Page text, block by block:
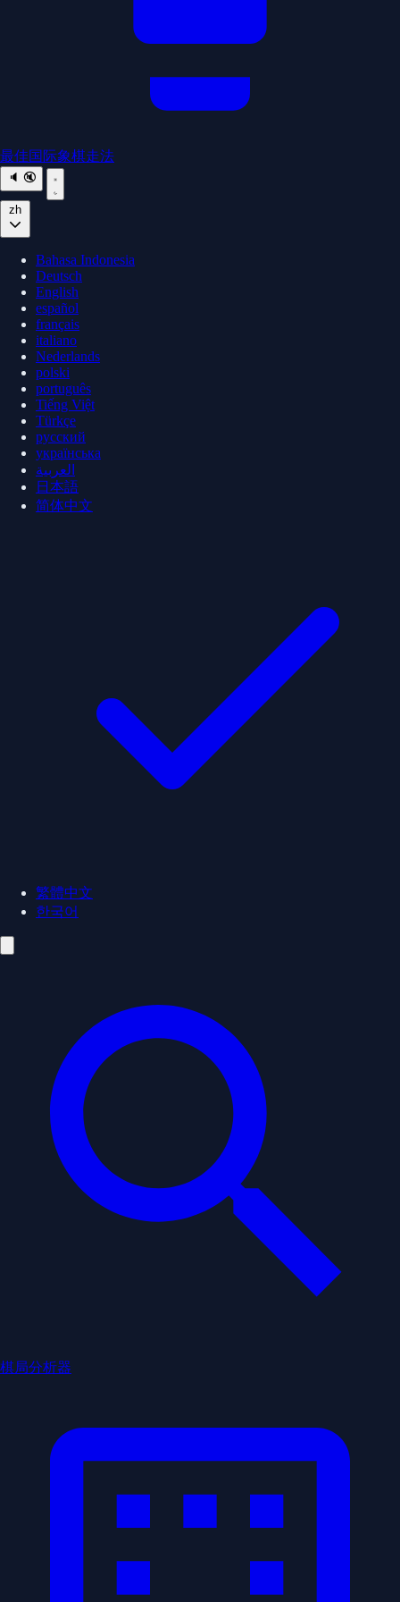
最佳国际象棋走法
🔈 🔇
zh
Bahasa Indonesia
Deutsch
English
español
français
italiano
Nederlands
polski
português
Tiếng Việt
Türkçe
русский
українська
العربية
日本語
简体中文
繁體中文
한국어
棋局分析器